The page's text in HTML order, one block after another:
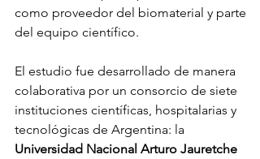
como proveedor del biomaterial y parte
del equipo científico.
El estudio fue desarrollado de manera
colaborativa por un consorcio de siete
instituciones científicas, hospitalarias y
tecnológicas de Argentina: la
Universidad Nacional Arturo Jauretche